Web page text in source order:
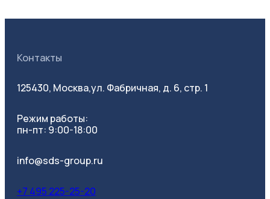
Контакты
125430, Москва,ул. Фабричная, д. 6, стр. 1
Режим работы:
пн-пт: 9:00-18:00
info@sds-group.ru
+7 495 225-25-20